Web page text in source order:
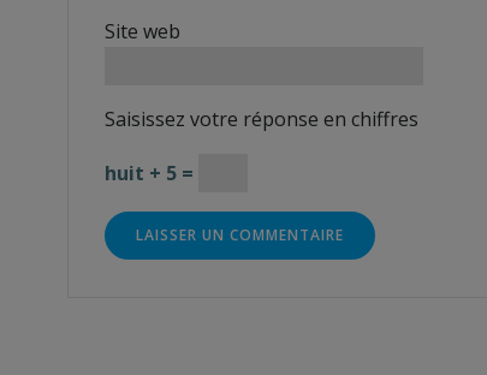
Site web
Saisissez votre réponse en chiffres
huit + 5 =